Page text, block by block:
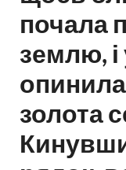
почала
землю, і
золота